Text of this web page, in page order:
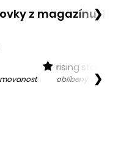
z magazínu❯
rising star
oblíbený v❯